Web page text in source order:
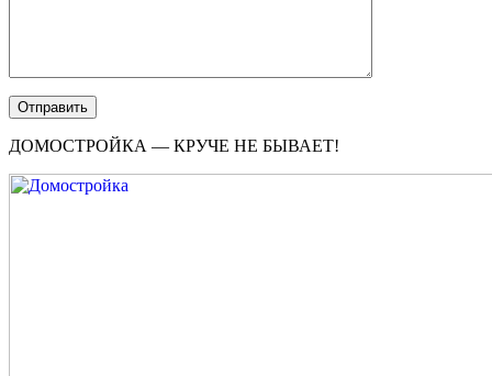
ДОМОСТРОЙКА — КРУЧЕ НЕ БЫВАЕТ!